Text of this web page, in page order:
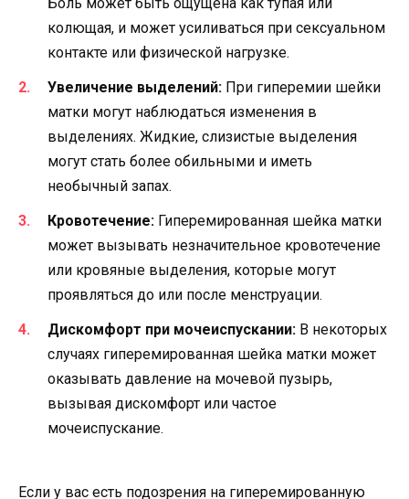
колющая, и может усиливаться при сексуальном
контакте или физической нагрузке.
Увеличение выделений: При гиперемии шейки
матки могут наблюдаться изменения в
выделениях. Жидкие, слизистые выделения
могут стать более обильными и иметь
необычный запах.
Кровотечение: Гиперемированная шейка матки
может вызывать незначительное кровотечение
или кровяные выделения, которые могут
проявляться до или после менструации.
Дискомфорт при мочеиспускании: В некоторых
случаях гиперемированная шейка матки может
оказывать давление на мочевой пузырь,
вызывая дискомфорт или частое
мочеиспускание.
Если у вас есть подозрения на гиперемированную